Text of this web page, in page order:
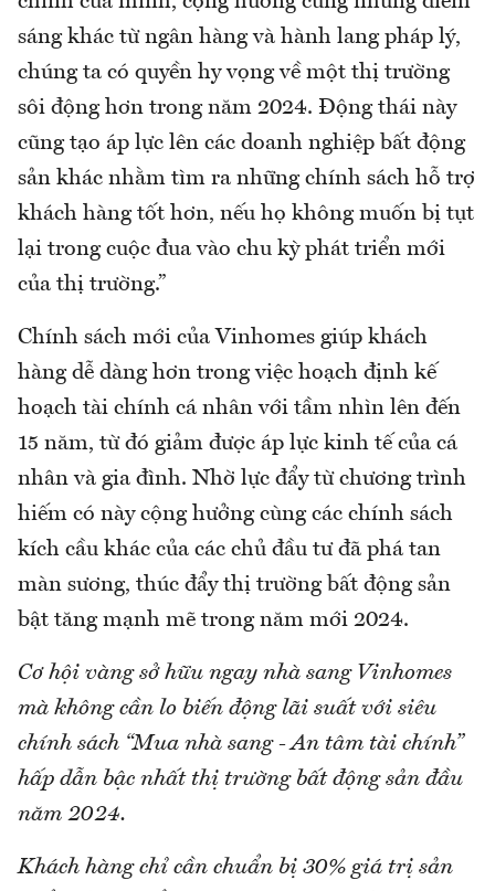
sáng khác từ ngân hàng và hành lang pháp lý,
chúng ta có quyền hy vọng về một thị trường
sôi động hơn trong năm 2024. Động thái này
cũng tạo áp lực lên các doanh nghiệp bất động
sản khác nhằm tìm ra những chính sách hỗ trợ
khách hàng tốt hơn, nếu họ không muốn bị tụt
lại trong cuộc đua vào chu kỳ phát triển mới
của thị trường.”
Chính sách mới của Vinhomes giúp khách
hàng dễ dàng hơn trong việc hoạch định kế
hoạch tài chính cá nhân với tầm nhìn lên đến
15 năm, từ đó giảm được áp lực kinh tế của cá
nhân và gia đình. Nhờ lực đẩy từ chương trình
hiếm có này cộng hưởng cùng các chính sách
kích cầu khác của các chủ đầu tư đã phá tan
màn sương, thúc đẩy thị trường bất động sản
bật tăng mạnh mẽ trong năm mới 2024.
Cơ hội vàng sở hữu ngay nhà sang Vinhomes
mà không cần lo biến động lãi suất với siêu
chính sách “Mua nhà sang - An tâm tài chính”
hấp dẫn bậc nhất thị trường bất động sản đầu
năm 2024.
Khách hàng chỉ cần chuẩn bị 30% giá trị sản